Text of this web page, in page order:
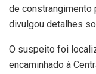
de constrangimento
divulgou detalhes
O suspeito foi
encaminhado à